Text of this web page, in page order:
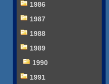
1986
1987
1988
1989
1990
1991